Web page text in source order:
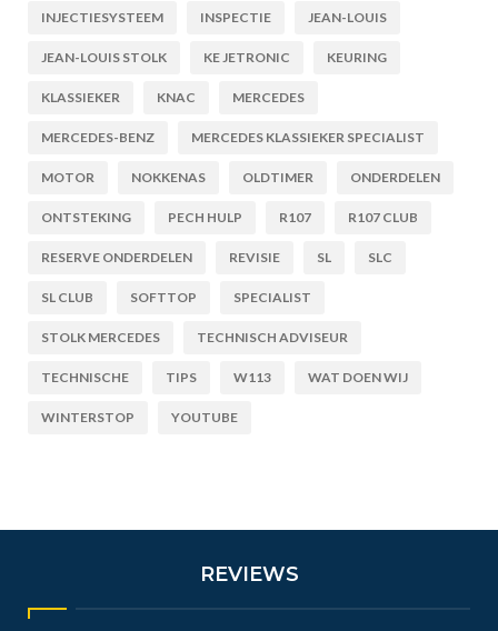
INJECTIESYSTEEM INSPECTIE JEAN-LOUIS
JEAN-LOUIS STOLK KE JETRONIC KEURING
KLASSIEKER KNAC MERCEDES
MERCEDES-BENZ MERCEDES KLASSIEKER SPECIALIST
MOTOR NOKKENAS OLDTIMER ONDERDELEN
ONTSTEKING PECH HULP R107 R107 CLUB
RESERVE ONDERDELEN REVISIE SL SLC
SL CLUB SOFTTOP SPECIALIST
STOLK MERCEDES TECHNISCH ADVISEUR
TECHNISCHE TIPS W113 WAT DOEN WIJ
WINTERSTOP YOUTUBE
REVIEWS